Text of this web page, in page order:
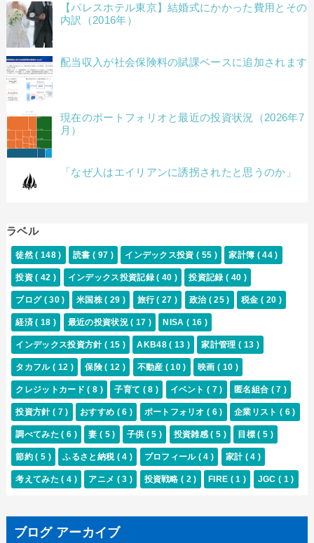
【パレスホテル東京】結婚式にかかった費用とその
内訳（2016年）
配当収入が社会保険料の賦課ベースに追加されます
現在のポートフォリオと最近の投資状況（2026年7
月）
「なぜ人はエイリアンに誘拐されたと思うのか」
ラベル
徒然( 148 ) 読書 ( 97 ) インデックス投資( 55 ) 家計簿 ( 44 )
投資( 42 ) インデックス投資記録( 40 ) 投資記録( 40 )
ブログ ( 30 ) 米国株( 29 ) 旅行( 27 ) 政治 ( 25 ) 税金 ( 20 )
経済( 18 ) 最近の投資状況( 17 ) NISA( 16 )
インデックス投資方針 ( 15 ) AKB48( 13 ) 家計管理( 13 )
タカフル( 12 ) 保険( 12 ) 不動産 ( 10 ) 映画( 10 )
クレジットカード( 8 ) 子育て ( 8 ) イベント( 7 ) 匿名組合 ( 7 )
投資方針( 7 ) おすすめ ( 6 ) ポートフォリオ( 6 ) 企業リスト ( 6 )
調べてみた( 6 ) 妻 ( 5 ) 子供 ( 5 ) 投資雑感( 5 ) 目標( 5 )
節約( 5 ) ふるさと納税 ( 4 ) プロフィール ( 4 ) 家計 ( 4 )
考えてみた( 4 ) アニメ ( 3 ) 投資戦略( 2 ) FIRE ( 1 ) JGC ( 1 )
ブログ アーカイブ